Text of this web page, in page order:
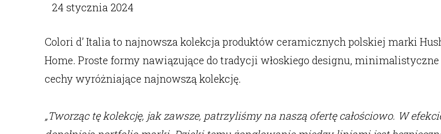
24 stycznia 2024
Colori d’ Italia to najnowsza kolekcja produktów ceramicznych polskiej marki
Home. Proste formy nawiązujące do tradycji włoskiego designu,
cechy wyróżniające najnowszą kolekcję.
„Tworząc tę kolekcję, jak zawsze, patrzyliśmy na naszą ofertę całościowo. W